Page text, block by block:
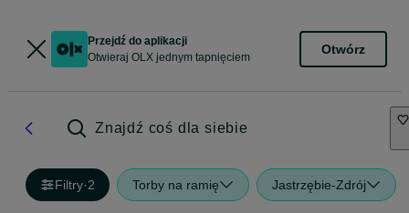
Przejdź do aplikacji
Otwieraj OLX jednym tapnięciem
Otwórz
Znajdź coś dla siebie
Filtry·2 Torby na ramię Jastrzębie-Zdrój